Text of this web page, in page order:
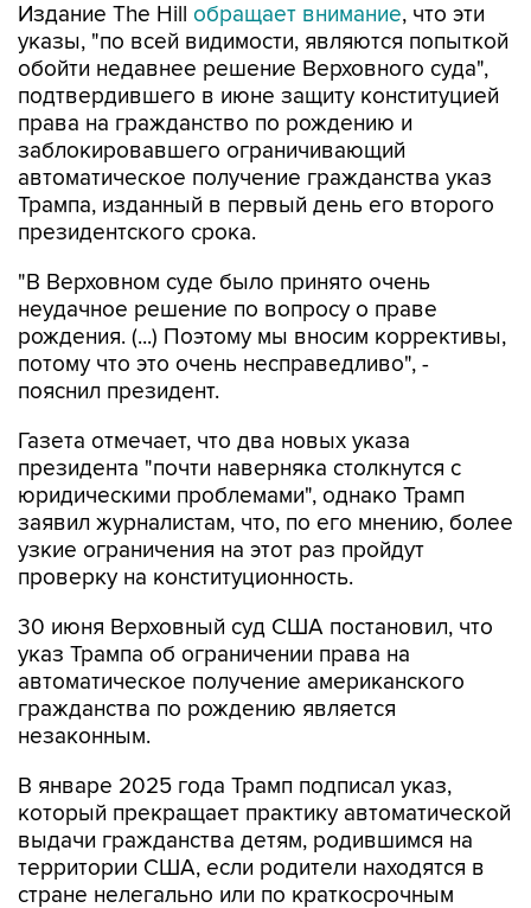
Издание The Hill обращает внимание, что эти
указы, "по всей видимости, являются попыткой
обойти недавнее решение Верховного суда",
подтвердившего в июне защиту конституцией
права на гражданство по рождению и
заблокировавшего ограничивающий
автоматическое получение гражданства указ
Трампа, изданный в первый день его второго
президентского срока.
"В Верховном суде было принято очень
неудачное решение по вопросу о праве
рождения. (...) Поэтому мы вносим коррективы,
потому что это очень несправедливо", -
пояснил президент.
Газета отмечает, что два новых указа
президента "почти наверняка столкнутся с
юридическими проблемами", однако Трамп
заявил журналистам, что, по его мнению, более
узкие ограничения на этот раз пройдут
проверку на конституционность.
30 июня Верховный суд США постановил, что
указ Трампа об ограничении права на
автоматическое получение американского
гражданства по рождению является
незаконным.
В январе 2025 года Трамп подписал указ,
который прекращает практику автоматической
выдачи гражданства детям, родившимся на
территории США, если родители находятся в
стране нелегально или по краткосрочным